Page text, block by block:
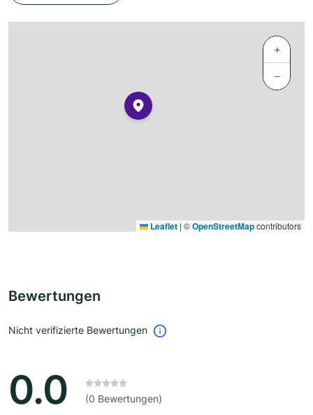
+
−
Leaflet | ©OpenStreetMapcontributors
Bewertungen
Nicht verifizierte Bewertungen
0.0 (0 Bewertungen)